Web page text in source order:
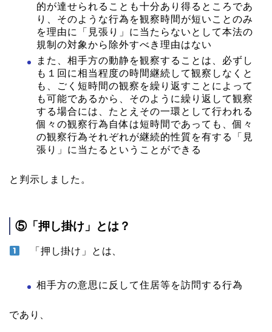
的が達せられることも十分あり得るところであ
り、そのような行為を観察時間が短いことのみ
を理由に「見張り」に当たらないとして本法の
規制の対象から除外すべき理由はない
また、相手方の動静を観察することは、必ずし
も１回に相当程度の時間継続して観察しなくと
も、ごく短時間の観察を繰り返すことによって
も可能であるから、そのように繰り返して観察
する場合には、たとえその一環として行われる
個々の観察行為自体は短時間であっても、個々
の観察行為それぞれが継続的性質を有する「見
張り」に当たるということができる
と判示しました。
⑤「押し掛け」とは？
「押し掛け」とは、
相手方の意思に反して住居等を訪問する行為
であり、